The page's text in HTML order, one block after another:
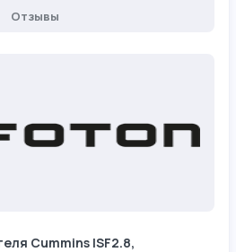
Отзывы
Cummins ISF2.8,